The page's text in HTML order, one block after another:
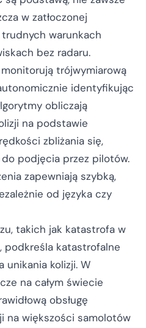
w zatłoczonej
warunkach
bez radaru.
trójwymiarową
identyfikując
obliczają
na podstawie
zbliżania się,
podjęcia przez pilotów.
zapewniają szybką,
od języka czy
takich jak katastrofa w
podkreśla katastrofalne
unikania kolizji. W
na całym świecie
obsługę
na większości samolotów